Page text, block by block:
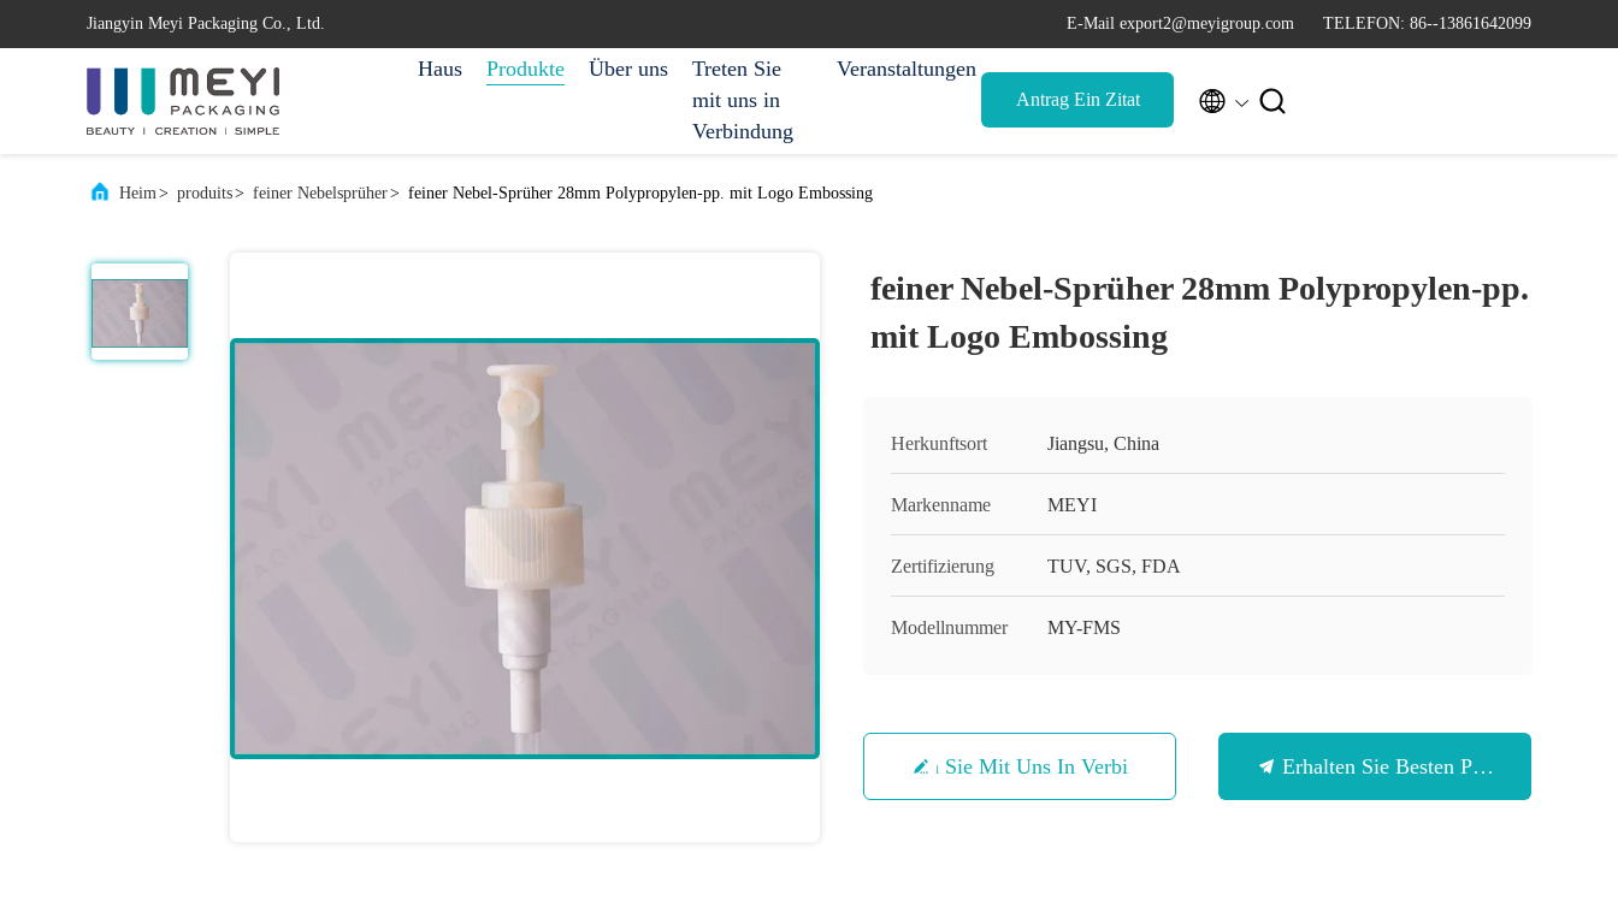
Jiangyin Meyi Packaging Co., Ltd. E-Mail export2@meyigroup.com TELEFON: 86--13861642099
Haus Produkte Über uns
Treten Sie
mit uns in
Verbindung
Veranstaltungen
Antrag Ein Zitat  
Heim> produits> feiner Nebelsprüher> feiner Nebel-Sprüher 28mm Polypropylen-pp. mit Logo Embossing
feiner Nebel-Sprüher 28mm Polypropylen-pp.
mit Logo Embossing
Herkunftsort Jiangsu, China
Markenname MEYI
Zertifizierung TUV, SGS, FDA
Modellnummer MY-FMS
Treten Sie Mit Uns In Verbindung Erhalten Sie Besten Preis